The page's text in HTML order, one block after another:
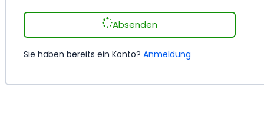
Absenden
Sie haben bereits ein Konto? Anmeldung